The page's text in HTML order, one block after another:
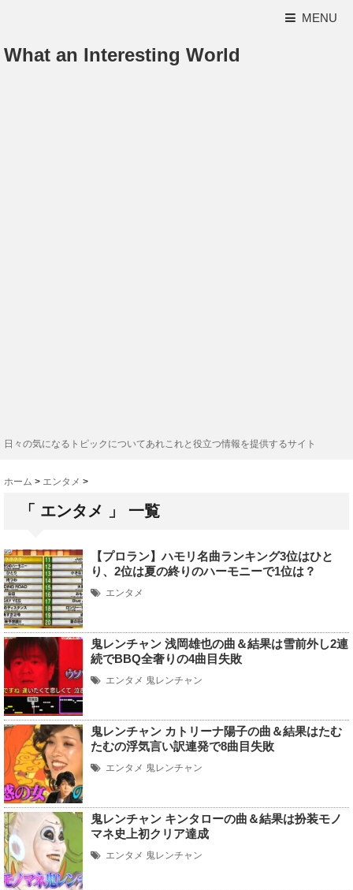
MENU
What an Interesting World
日々の気になるトピックについてあれこれと役立つ情報を提供するサイト
ホーム > エンタメ >
「 エンタメ 」 一覧
【プロラン】ハモリ名曲ランキング3位はひと
り、2位は夏の終りのハーモニーで1位は？
エンタメ
鬼レンチャン 浅岡雄也の曲＆結果は雪前外し2連
続でBBQ全奢りの4曲目失敗
エンタメ 鬼レンチャン
鬼レンチャン カトリーナ陽子の曲＆結果はたむ
たむの浮気言い訳連発で8曲目失敗
エンタメ 鬼レンチャン
鬼レンチャン キンタローの曲＆結果は扮装モノ
マネ史上初クリア達成
エンタメ 鬼レンチャン